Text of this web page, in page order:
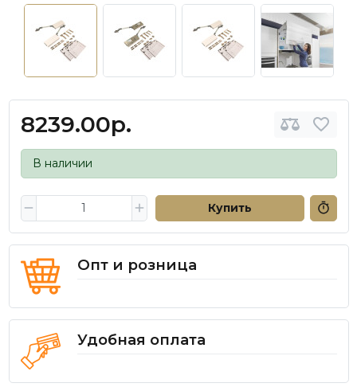
8239.00р.
В наличии
Купить
Опт и розница
Удобная оплата